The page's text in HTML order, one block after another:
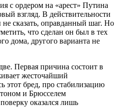
с ордером на «арест» Путина
взгляд. В действительности
сказать, оправданный шаг. Но
что сделан он был в тех
дома, другого варианта не
Первая причина состоит в
жесточайший
этот бред, про стабилизацию
и Брюсселем
оказался лишь